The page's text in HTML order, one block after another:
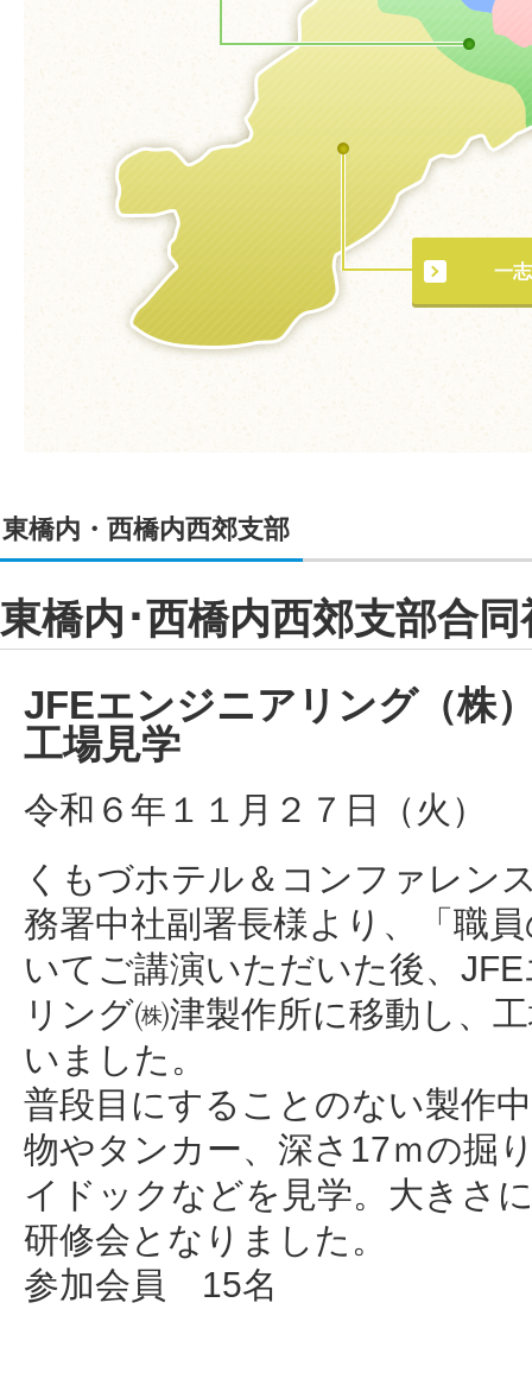
一
東橋内・西橋内西郊支部
東橋内･西橋内西郊支部合
JFEエンジニアリング（
工場見学
令和６年１１月２７日（火）
くもづホテル＆コンファレン
務署中社副署長様より、「職
いてご講演いただいた後、
リング㈱津製作所に移動し、
いました。
普段目にすることのない製作
物やタンカー、深さ17ｍの掘
イドックなどを見学。大きさ
研修会となりました。
参加会員 15名